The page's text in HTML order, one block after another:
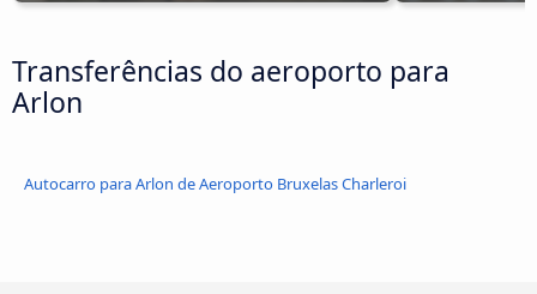
Transferências do aeroporto para
Arlon
Autocarro para Arlon de Aeroporto Bruxelas Charleroi